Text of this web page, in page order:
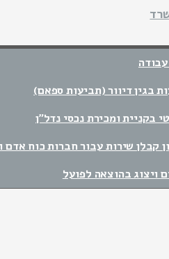
עבודה
בגין דיוור (תביעות ספאם)
בקניית ומכירת נכסי נדל"ן
קבלן שירות עבור חברות כוח אדם
ויצוג בהוצאה לפועל